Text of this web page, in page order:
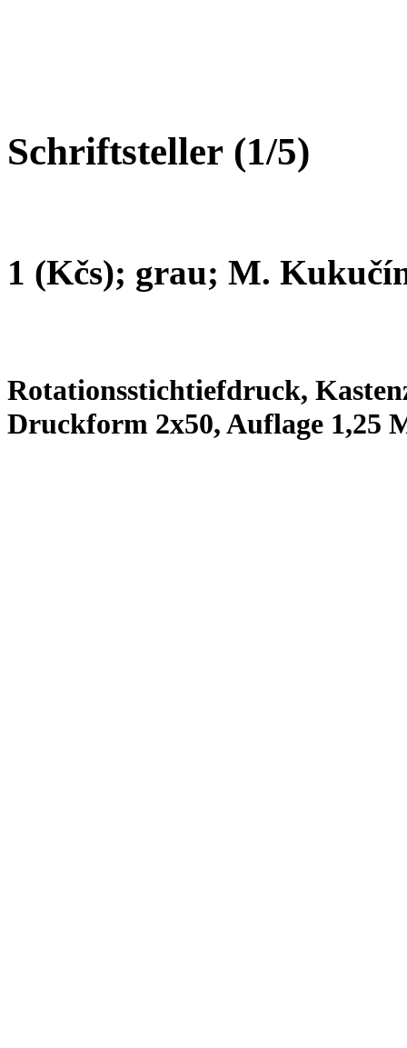
Schriftsteller (1/5)
1 (Kčs); grau; M.
Rotationsstichtiefdruck,
Druckform 2x50, Auflage 1,25